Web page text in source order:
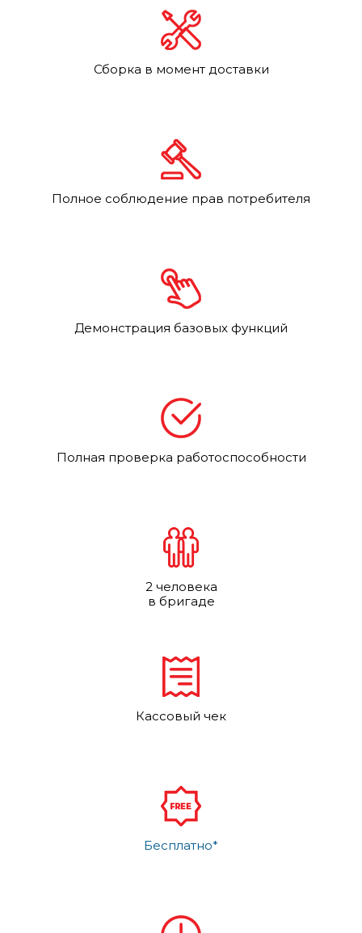
Сборка в момент доставки
Полное соблюдение прав потребителя
Демонстрация базовых функций
Полная проверка работоспособности
2 человека
в бригаде
Кассовый чек
Бесплатно*